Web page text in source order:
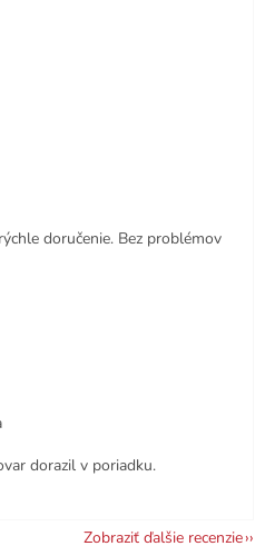
je 5 z 5 hviezdičiek.
doručenie. Bez problémov
je 5 z 5 hviezdičiek.
dorazil v poriadku.
Zobraziť ďalšie recenzie